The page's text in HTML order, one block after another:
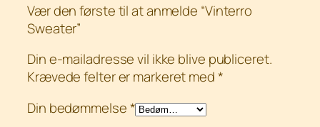
Vær den første til at anmelde “Vinterro
Sweater”
Din e-mailadresse vil ikke blive publiceret.
Krævede felter er markeret med*
Din bedømmelse*